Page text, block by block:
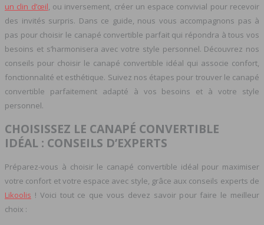
un clin d’œil, ou inversement, créer un espace convivial pour recevoir
des invités surpris. Dans ce guide, nous vous accompagnons pas à
pas pour choisir le canapé convertible parfait qui répondra à tous vos
besoins et s’harmonisera avec votre style personnel. Découvrez nos
conseils pour choisir le canapé convertible idéal qui associe confort,
fonctionnalité et esthétique. Suivez nos étapes pour trouver le canapé
convertible parfaitement adapté à vos besoins et à votre style
personnel.
CHOISISSEZ LE CANAPÉ CONVERTIBLE
IDÉAL : CONSEILS D’EXPERTS
Préparez-vous à choisir le canapé convertible idéal pour maximiser
votre confort et votre espace avec style, grâce aux conseils experts de
Likoolis ! Voici tout ce que vous devez savoir pour faire le meilleur
choix :